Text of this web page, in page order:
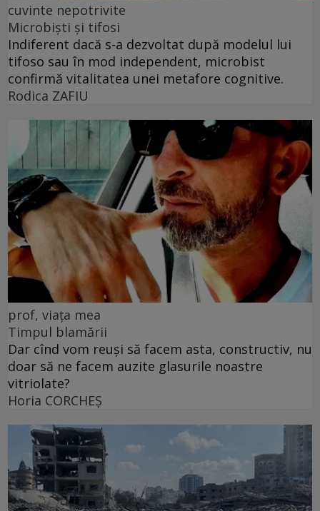
cuvinte nepotrivite
Microbiști și tifosi
Indiferent dacă s-a dezvoltat după modelul lui
tifoso sau în mod independent, microbist
confirmă vitalitatea unei metafore cognitive.
Rodica ZAFIU
prof, viața mea
Timpul blamării
Dar cînd vom reuși să facem asta, constructiv, nu
doar să ne facem auzite glasurile noastre
vitriolate?
Horia CORCHEŞ